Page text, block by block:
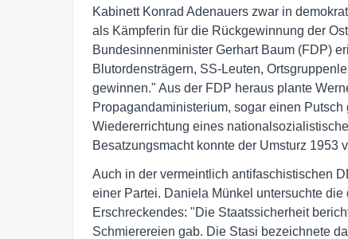
Kabinett Konrad Adenauers zwar in
als Kämpferin für die Rückgewinnung der
Bundesinnenminister Gerhart Baum (FDP)
Blutordensträgern, SS-Leuten,
gewinnen." Aus der FDP heraus plante
Propagandaministerium, sogar einen
Wiedererrichtung eines
Besatzungsmacht konnte der Umsturz 1953
Auch in der vermeintlich antifaschistischen
einer Partei. Daniela Münkel untersuchte
Erschreckendes: "Die Staatssicherheit
Schmierereien gab. Die Stasi bezeichnete